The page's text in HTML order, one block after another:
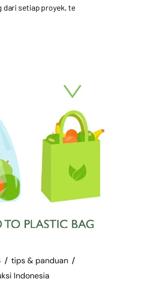
dari setiap proyek, te
tips & panduan
Indonesia